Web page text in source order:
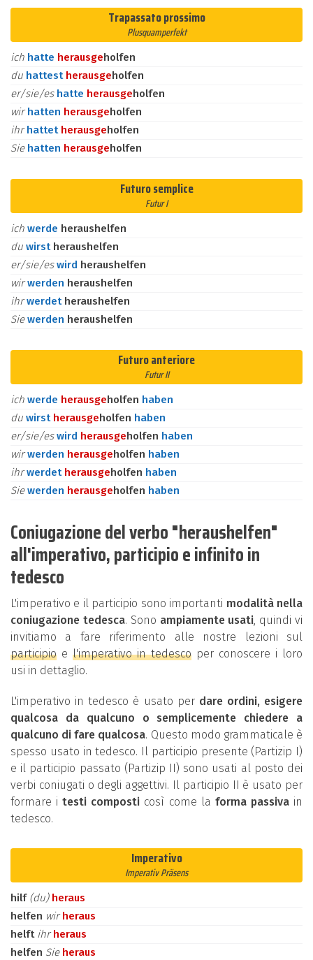
Trapassato prossimo
Plusquamperfekt
ich hatte herausgeholfen
du hattest herausgeholfen
er/sie/es hatte herausgeholfen
wirhatten herausgeholfen
ihrhattet herausgeholfen
Sie hatten herausgeholfen
Futuro semplice
Futur I
ich werde heraushelfen
du wirst heraushelfen
er/sie/eswird heraushelfen
wirwerden heraushelfen
ihrwerdet heraushelfen
Siewerden heraushelfen
Futuro anteriore
Futur II
ich werde herausgeholfen haben
du wirst herausgeholfen haben
er/sie/eswird herausgeholfen haben
wirwerden herausgeholfen haben
ihrwerdet herausgeholfen haben
Siewerden herausgeholfen haben
Coniugazione del verbo "heraushelfen"
all'imperativo, participio e infinito in
tedesco
L'imperativo e il participio sono importanti modalità nella
coniugazione tedesca. Sono ampiamente usati, quindi vi
invitiamo a fare riferimento alle nostre lezioni sul
participio e l'imperativo in tedesco per conoscere i loro
usi in dettaglio.
L'imperativo in tedesco è usato per dare ordini, esigere
qualcosa da qualcuno o semplicemente chiedere a
qualcuno di fare qualcosa. Questo modo grammaticale è
spesso usato in tedesco. Il participio presente (Partizip I)
e il participio passato (Partizip II) sono usati al posto dei
verbi coniugati o degli aggettivi. Il participio II è usato per
formare itesti composti così come la forma passivain
tedesco.
Imperativo
Imperativ Präsens
hilf (du) heraus
helfen wirheraus
helft ihrheraus
helfen Sie heraus